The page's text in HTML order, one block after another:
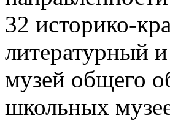
32 историко-
литературный
музей общего
школьных